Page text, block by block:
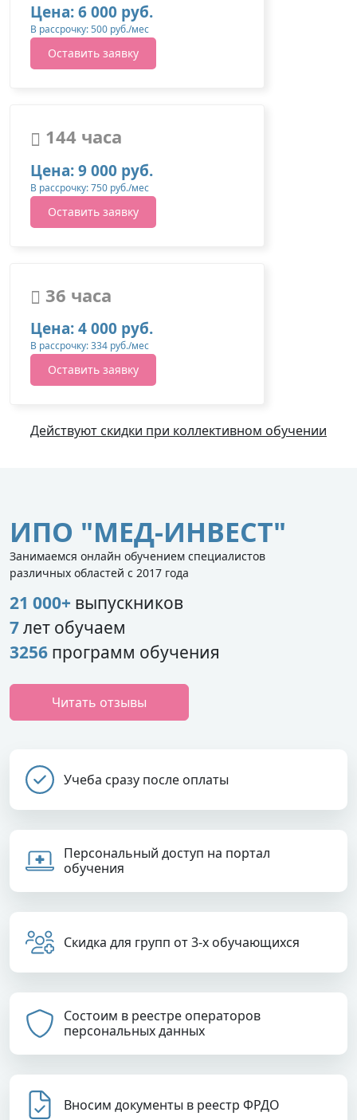
Цена: 6 000 руб.
В рассрочку: 500 руб./мес
Оставить заявку
144 часа
Цена: 9 000 руб.
В рассрочку: 750 руб./мес
Оставить заявку
36 часа
Цена: 4 000 руб.
В рассрочку: 334 руб./мес
Оставить заявку
Действуют скидки при коллективном обучении
ИПО "МЕД-ИНВЕСТ"
Занимаемся онлайн обучением специалистов
различных областей с 2017 года
21 000+ выпускников
7лет обучаем
3256 программ обучения
Читать отзывы
Учеба сразу после оплаты
Персональный доступ на портал
обучения
Скидка для групп от 3-х обучающихся
Состоим в реестре операторов
персональных данных
Вносим документы в реестр ФРДО